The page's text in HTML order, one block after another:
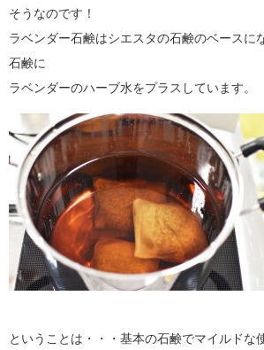
そうなのです！
ラベンダー石鹸はシエスタの石鹸のベースに
石鹸に
ラベンダーのハーブ水をプラスしています。
ということは・・・基本の石鹸でマイルドな